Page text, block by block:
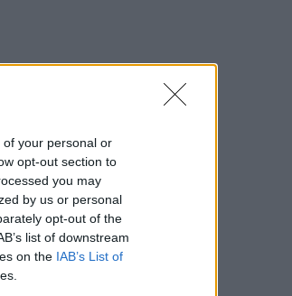
your personal or
opt-out section to
you may
by us or personal
opt-out of the
list of downstream
on the IAB’s List of